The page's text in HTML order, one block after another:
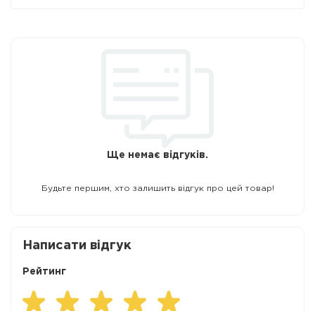
Ще немає відгуків.
Будьте першим, хто залишить відгук про цей товар!
Написати відгук
Рейтинг